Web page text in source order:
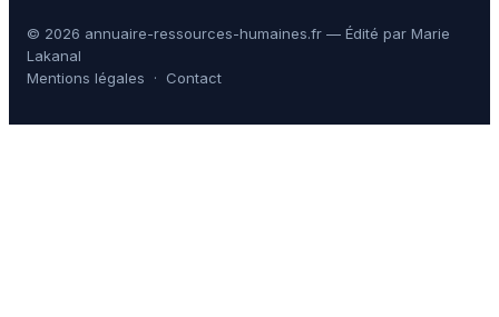
© 2026 annuaire-ressources-humaines.fr — Édité par Marie
Lakanal
Mentions légales · Contact